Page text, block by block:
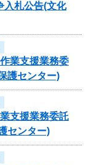
入札公告(文化
業支援業務委
護センター)
支援業務委託
センター)